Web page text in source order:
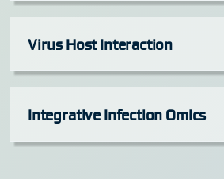
Virus Host Interaction
Integrative Infection Omics